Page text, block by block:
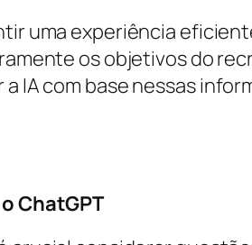
uma experiência
os objetivos do
IA com base nessas
ChatGPT